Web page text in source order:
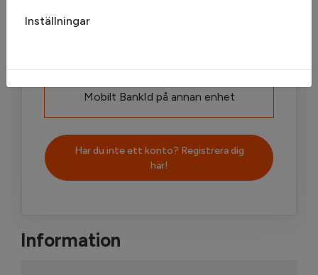
Mobilt BankId på annan enhet
Har du inte ett konto? Registrera dig
här!
Information
Inställningar